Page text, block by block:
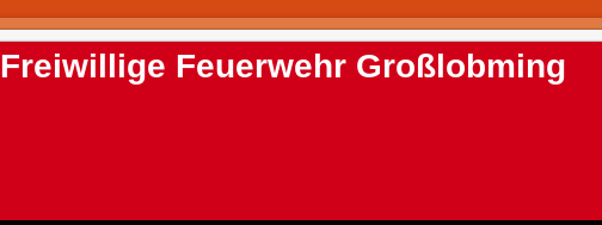
Freiwillige Feuerwehr Großlobming